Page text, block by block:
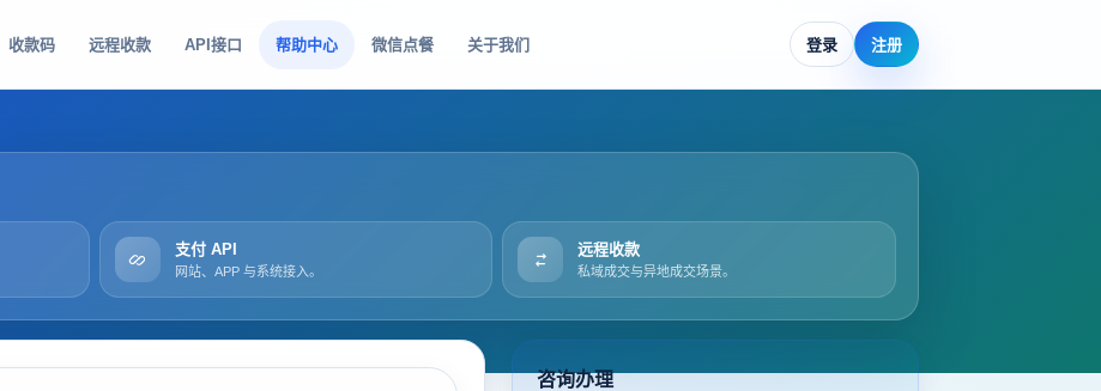
收款码 远程收款 API接口 帮助中心 微信点餐 关于我们 登录 注册
支付 API
网站、APP 与系统接入。
远程收款
私域成交与异地成交场景。
咨询办理